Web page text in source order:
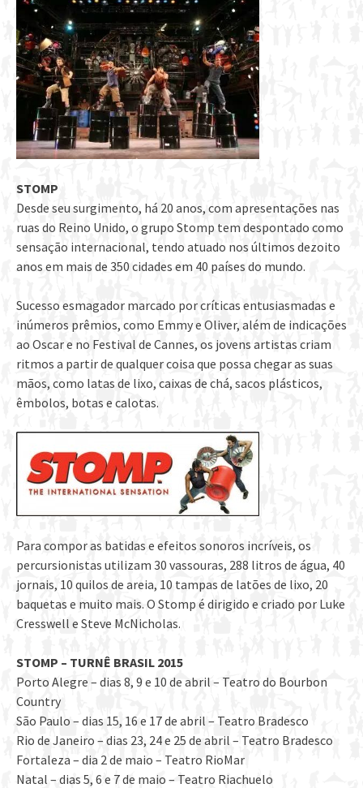
STOMP
Desde seu surgimento, há 20 anos, com apresentações nas
ruas do Reino Unido, o grupo Stomp tem despontado como
sensação internacional, tendo atuado nos últimos dezoito
anos em mais de 350 cidades em 40 países do mundo.
Sucesso esmagador marcado por críticas entusiasmadas e
inúmeros prêmios, como Emmy e Oliver, além de indicações
ao Oscar e no Festival de Cannes, os jovens artistas criam
ritmos a partir de qualquer coisa que possa chegar as suas
mãos, como latas de lixo, caixas de chá, sacos plásticos,
êmbolos, botas e calotas.
Para compor as batidas e efeitos sonoros incríveis, os
percursionistas utilizam 30 vassouras, 288 litros de água, 40
jornais, 10 quilos de areia, 10 tampas de latões de lixo, 20
baquetas e muito mais. O Stomp é dirigido e criado por Luke
Cresswell e Steve McNicholas.
STOMP – TURNÊ BRASIL 2015
Porto Alegre – dias 8, 9 e 10 de abril – Teatro do Bourbon
Country
São Paulo – dias 15, 16 e 17 de abril – Teatro Bradesco
Rio de Janeiro – dias 23, 24 e 25 de abril – Teatro Bradesco
Fortaleza – dia 2 de maio – Teatro RioMar
Natal – dias 5, 6 e 7 de maio – Teatro Riachuelo